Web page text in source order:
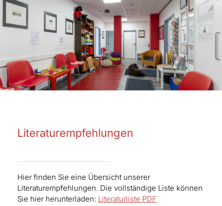
Literaturempfehlungen
Hier finden Sie eine Übersicht unserer
Literaturempfehlungen. Die vollständige Liste können
Sie hier herunterladen: Literaturliste PDF